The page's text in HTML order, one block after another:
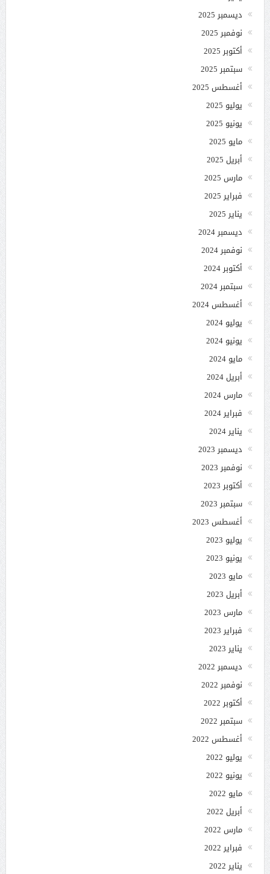
ديسمبر 2025
نوفمبر 2025
أكتوبر 2025
سبتمبر 2025
أغسطس 2025
يوليو 2025
يونيو 2025
مايو 2025
أبريل 2025
مارس 2025
فبراير 2025
يناير 2025
ديسمبر 2024
نوفمبر 2024
أكتوبر 2024
سبتمبر 2024
أغسطس 2024
يوليو 2024
يونيو 2024
مايو 2024
أبريل 2024
مارس 2024
فبراير 2024
يناير 2024
ديسمبر 2023
نوفمبر 2023
أكتوبر 2023
سبتمبر 2023
أغسطس 2023
يوليو 2023
يونيو 2023
مايو 2023
أبريل 2023
مارس 2023
فبراير 2023
يناير 2023
ديسمبر 2022
نوفمبر 2022
أكتوبر 2022
سبتمبر 2022
أغسطس 2022
يوليو 2022
يونيو 2022
مايو 2022
أبريل 2022
مارس 2022
فبراير 2022
يناير 2022